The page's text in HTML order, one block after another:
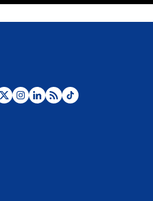
Posesión de Abelardo De La Espriella